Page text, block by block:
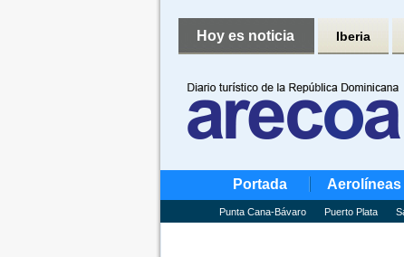
Hoy es noticia Iberia
Portada Aerolíneas
Punta Cana-Bávaro Puerto Plata